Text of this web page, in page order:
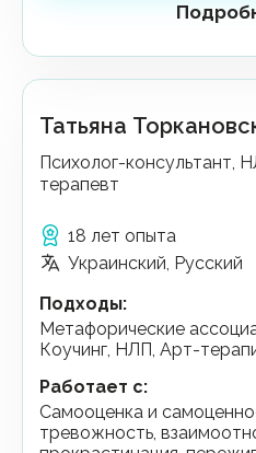
Татьяна
Психолог-консультант,
терапевт
18 лет опыта
Украинский, Русский
Подходы:
Метафорические ассоциативные карты (МАК),
Коучинг, НЛП, Арт-
Работает с:
самооценка и самоценность, апатия,
тревожность,